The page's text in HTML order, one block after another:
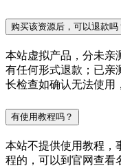
购买该资源后，可以退款吗
本站虚拟产品，分未亲
有任何形式退款；已亲
长检查如确认无法使用
有使用教程吗？
本站不提供使用教程，
程的，可以到官网查看